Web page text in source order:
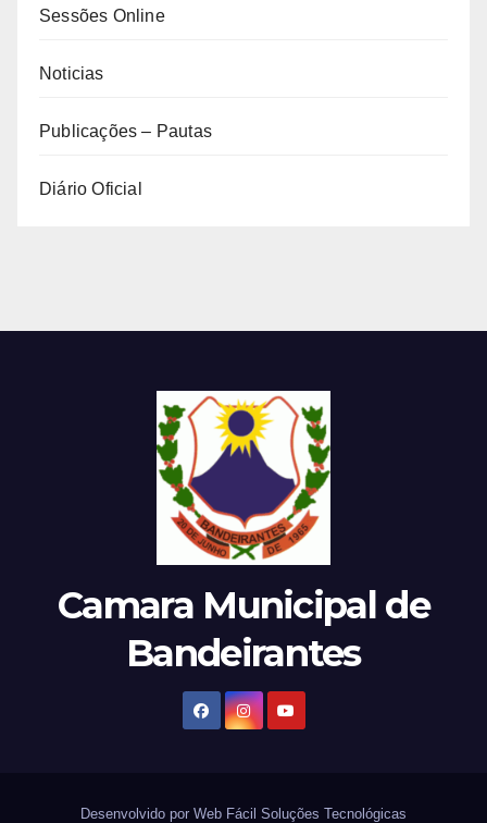
Sessões Online
Noticias
Publicações – Pautas
Diário Oficial
Camara Municipal de
Bandeirantes
Desenvolvido por Web Fácil Soluções Tecnológicas